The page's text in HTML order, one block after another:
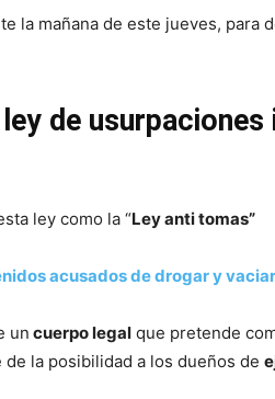
la mañana de este jueves, para
de usurpaciones
ley como la “Ley anti tomas”
acusados de drogar y
un cuerpo legal que pretende
la posibilidad a los dueños de